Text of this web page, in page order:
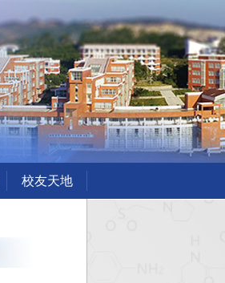
校友天地